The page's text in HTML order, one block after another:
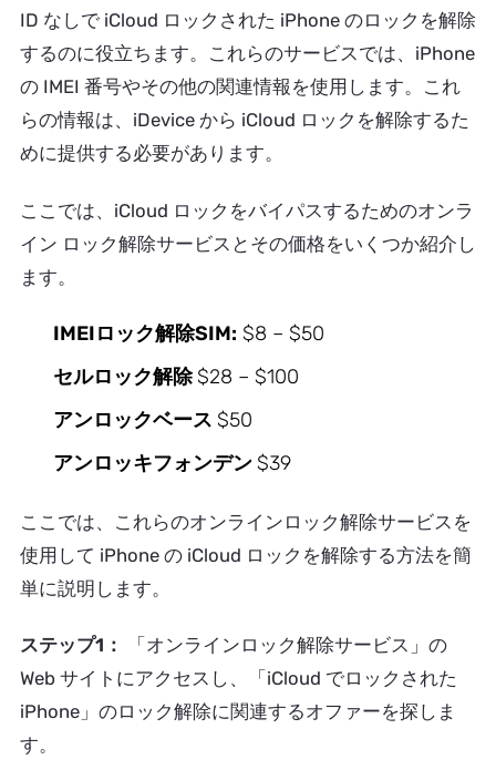
ID なしで iCloud ロックされた iPhone のロックを解除
するのに役立ちます。これらのサービスでは、iPhone
の IMEI 番号やその他の関連情報を使用します。これ
らの情報は、iDevice から iCloud ロックを解除するた
めに提供する必要があります。
ここでは、iCloud ロックをバイパスするためのオンラ
イン ロック解除サービスとその価格をいくつか紹介し
ます。
IMEIロック解除SIM: $8 – $50
セルロック解除$28 – $100
アンロックベース $50
アンロッキフォンデン $39
ここでは、これらのオンラインロック解除サービスを
使用して iPhone の iCloud ロックを解除する方法を簡
単に説明します。
ステップ1：
「オンラインロック解除サービス」の
Web サイトにアクセスし、「iCloud でロックされた
iPhone」のロック解除に関連するオファーを探しま
す。